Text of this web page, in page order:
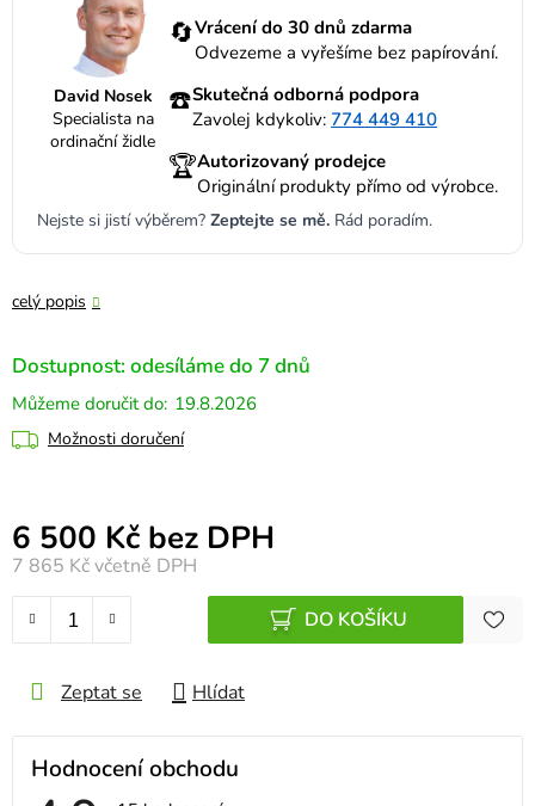
David Nosek
Specialista na
ordinační židle
🔄Vrácení do 30 dnů zdarma
Odvezeme a vyřešíme bez papírování.
☎️Skutečná odborná podpora
Zavolej kdykoliv: 774 449 410
🏆Autorizovaný prodejce
Originální produkty přímo od výrobce.
Nejste si jistí výběrem? Zeptejte se mě. Rád poradím.
celý popis
Dostupnost: odesíláme do 7 dnů
19.8.2026
Možnosti doručení
7 865 Kčvčetně DPH
6 500 Kč bez DPH
Měrná cena:
DO KOŠÍKU
Zeptat se Hlídat
Hodnocení obchodu